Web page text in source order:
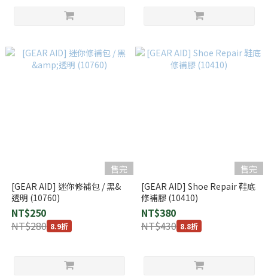
售完
[GEAR AID] 迷你修補包 / 黑&
透明 (10760)
NT$250
NT$280 8.9折
售完
[GEAR AID] Shoe Repair 鞋底
修補膠 (10410)
NT$380
NT$430 8.8折